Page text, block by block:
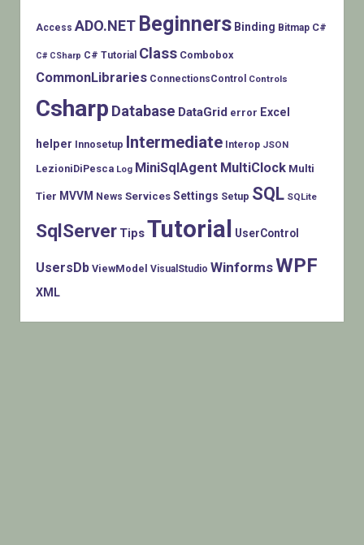
Access ADO.NET Beginners Binding Bitmap C#
C# CSharp C# Tutorial Class Combobox
CommonLibraries ConnectionsControl Controls
Csharp Database DataGrid error Excel
helper Innosetup Intermediate Interop JSON
LezioniDiPesca Log MiniSqlAgent MultiClock Multi
Tier MVVM News Services Settings Setup SQL SQLite
SqlServer TipsTutorial UserControl
UsersDb ViewModel VisualStudio WinformsWPF
XML